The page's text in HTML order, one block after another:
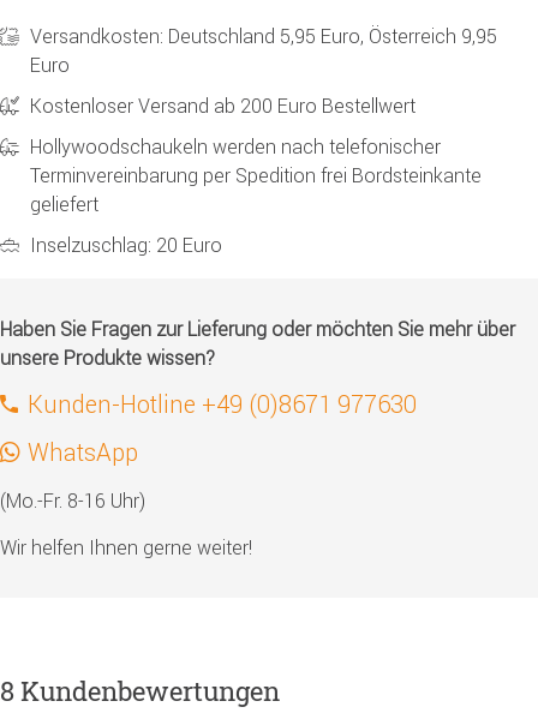
Versandkosten: Deutschland 5,95 Euro, Österreich 9,95
Euro
Kostenloser Versand ab 200 Euro Bestellwert
Hollywoodschaukeln werden nach telefonischer
Terminvereinbarung per Spedition frei Bordsteinkante
geliefert
Inselzuschlag: 20 Euro
Haben Sie Fragen zur Lieferung oder möchten Sie mehr über
unsere Produkte wissen?
Kunden-Hotline +49 (0)8671 977630
WhatsApp
(Mo.-Fr. 8-16 Uhr)
Wir helfen Ihnen gerne weiter!
8 Kundenbewertungen